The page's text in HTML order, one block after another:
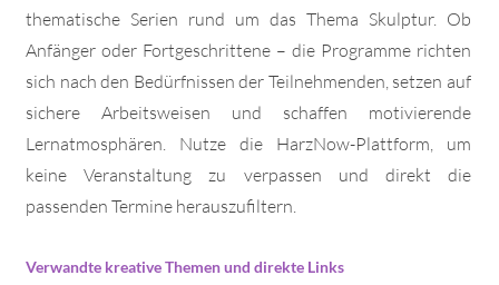
thematische Serien rund um das Thema Skulptur. Ob
Anfänger oder Fortgeschrittene – die Programme richten
sich nach den Bedürfnissen der Teilnehmenden, setzen auf
sichere Arbeitsweisen und schaffen motivierende
Lernatmosphären. Nutze die HarzNow-Plattform, um
keine Veranstaltung zu verpassen und direkt die
passenden Termine herauszufiltern.
Verwandte kreative Themen und direkte Links